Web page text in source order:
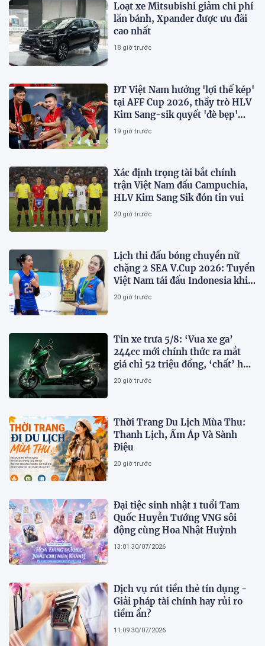
Loạt xe Mitsubishi giảm chi phí
lăn bánh, Xpander được ưu đãi
cao nhất
18 giờ trước
ĐT Việt Nam hưởng 'lợi thế kép'
tại AFF Cup 2026, thầy trò HLV
Kim Sang-sik quyết 'đè bẹp'
Campuchia
19 giờ trước
Xác định trọng tài bắt chính
trận Việt Nam đấu Campuchia,
HLV Kim Sang Sik đón tin vui
20 giờ trước
Lịch thi đấu bóng chuyền nữ
chặng 2 SEA V.Cup 2026: Tuyển
Việt Nam tái đấu Indonesia khi
nào?
20 giờ trước
Tin xe trưa 5/8: ‘Vua xe ga’
244cc mới chính thức ra mắt
giá chỉ 52 triệu đồng, ‘chất’ hơn
cả Honda SH và Air Blade
20 giờ trước
Thời Trang Du Lịch Mùa Thu:
Thanh Lịch, Ấm Áp Và Sành
Điệu
20 giờ trước
Đại tiệc sinh nhật 1 tuổi Tam
Quốc Huyễn Tướng VNG sôi
động cùng Hoa Nhật Huỳnh
13:01 30/07/2026
Dịch vụ rút tiền thẻ tín dụng -
Giải pháp tài chính hay rủi ro
tiềm ẩn?
11:09 30/07/2026